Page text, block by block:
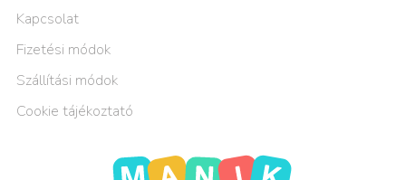
Kapcsolat
Fizetési módok
Szállítási módok
Cookie tájékoztató